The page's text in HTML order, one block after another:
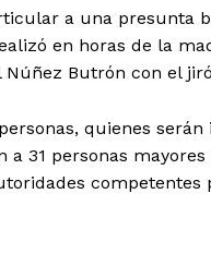
a una presunta
en horas de la
Butrón con el
quienes
31 personas
competentes